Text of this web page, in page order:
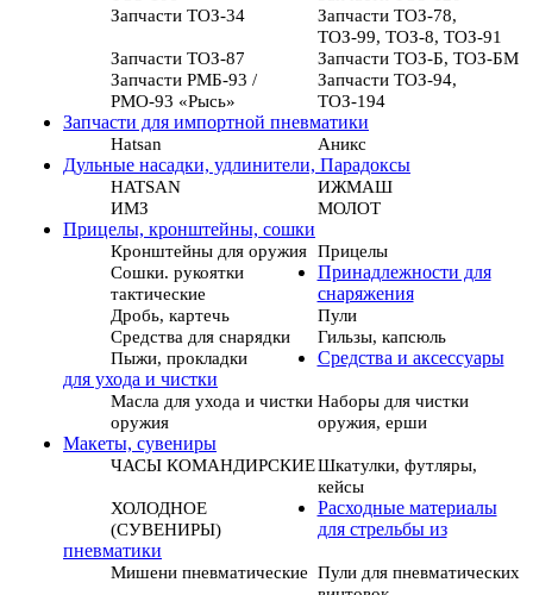
Запчасти ТОЗ-34
Запчасти ТОЗ-78,
ТОЗ-99, ТОЗ-8, ТОЗ-91
Запчасти ТОЗ-87
Запчасти ТОЗ-Б, ТОЗ-БМ
Запчасти РМБ-93 /
РМО-93 «Рысь»
Запчасти ТОЗ-94,
ТОЗ-194
Запчасти для импортной пневматики
Hatsan
Аникс
Дульные насадки, удлинители, Парадоксы
HATSAN
ИЖМАШ
ИМЗ
МОЛОТ
Прицелы, кронштейны, сошки
Кронштейны для оружия Прицелы
Сошки. рукоятки
тактические
Принадлежности для
снаряжения
Дробь, картечь
Пули
Средства для снарядки
Гильзы, капсюль
Пыжи, прокладки
Средства и аксессуары
для ухода и чистки
Масла для ухода и чистки
оружия
Наборы для чистки
оружия, ерши
Макеты, сувениры
ЧАСЫ КОМАНДИРСКИЕШкатулки, футляры,
кейсы
ХОЛОДНОЕ
(СУВЕНИРЫ)
Расходные материалы
для стрельбы из
пневматики
Мишени пневматические Пули для пневматических